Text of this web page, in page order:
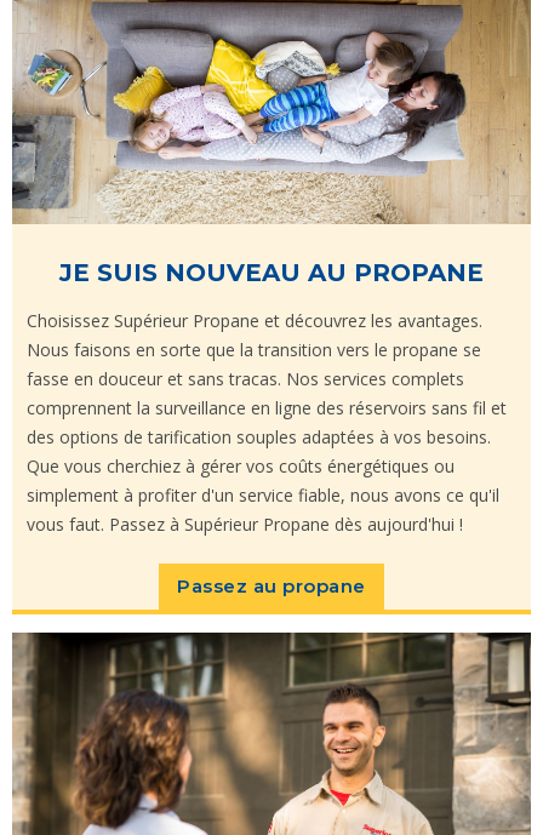
JE SUIS NOUVEAU AU PROPANE
Choisissez Supérieur Propane et découvrez les avantages.
Nous faisons en sorte que la transition vers le propane se
fasse en douceur et sans tracas. Nos services complets
comprennent la surveillance en ligne des réservoirs sans fil et
des options de tarification souples adaptées à vos besoins.
Que vous cherchiez à gérer vos coûts énergétiques ou
simplement à profiter d'un service fiable, nous avons ce qu'il
vous faut. Passez à Supérieur Propane dès aujourd'hui !
Passez au propane